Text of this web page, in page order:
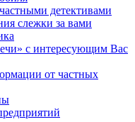
детективами
слежки за вами
с интересующим Вас
от частных